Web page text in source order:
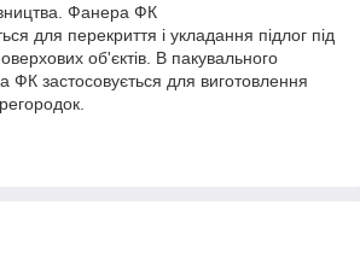
Фанера ФК
для перекриття і укладання підлог під
об'єктів. В пакувального
ФК застосовується для виготовлення